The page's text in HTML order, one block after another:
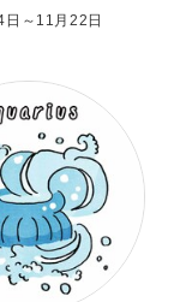
日～11月22日